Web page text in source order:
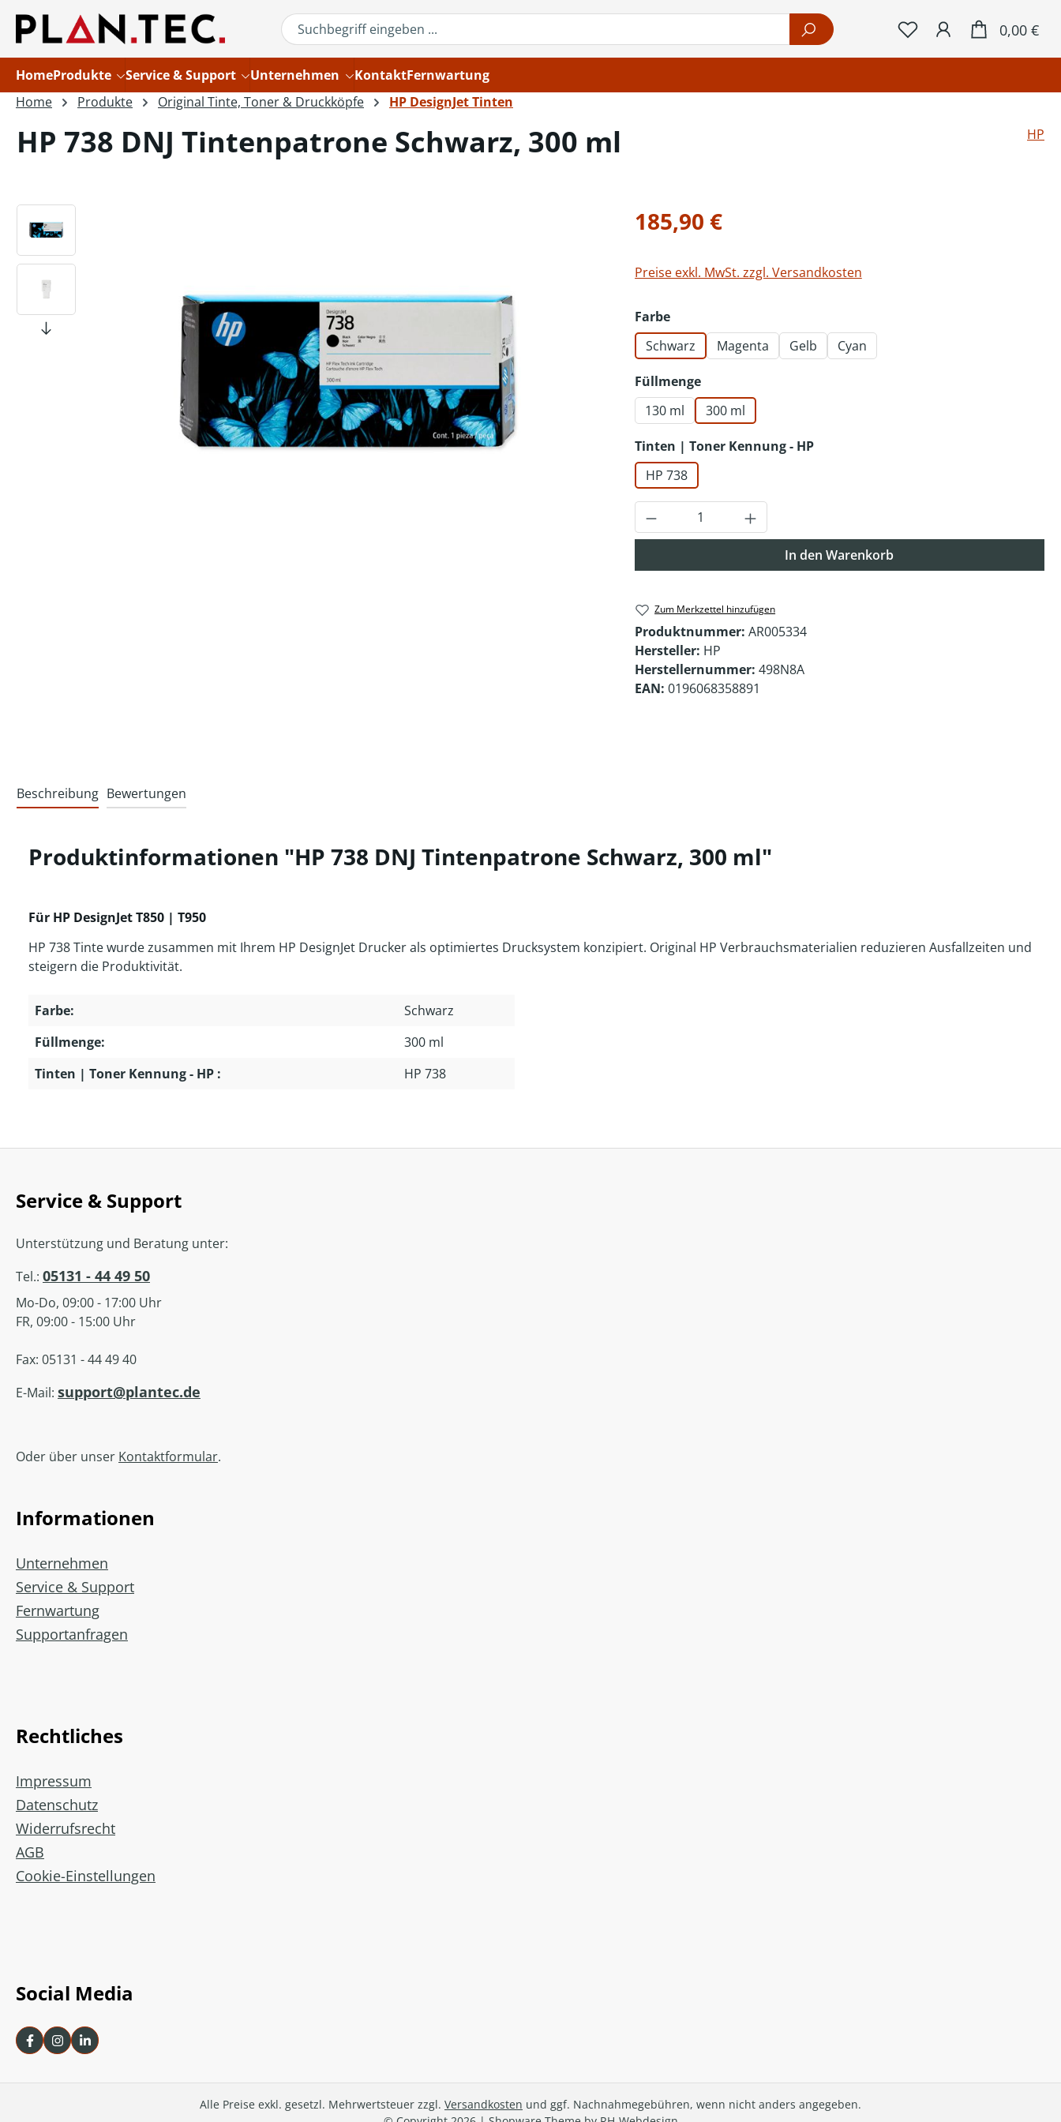
Hauptinhalt springen
Zur Suche springen
0,00 €
HomeProdukte Service & Support Unternehmen KontaktFernwartung
Home
Produkte Original Tinte, Toner & Druckköpfe HP DesignJet Tinten
HP 738 DNJ Tintenpatrone Schwarz, 300 ml HP
Regulärer Preis:
185,90 €
Preise exkl. MwSt. zzgl. Versandkosten
Farbeauswählen
Schwarz
Magenta Gelb Cyan
Füllmengeauswählen
130 ml
300 ml
Tinten | Toner Kennung - HPauswählen
HP 738
Produkt Anzahl: Gib den gewünschten Wert
In den Warenkorb
Zum Merkzettel hinzufügen
Produktnummer: AR005334
Hersteller: HP
Herstellernummer: 498N8A
EAN: 0196068358891
Beschreibung Bewertungen
Produktinformationen "HP 738 DNJ Tintenpatrone Schwarz, 300 ml"
Für HP DesignJet T850 | T950
HP 738 Tinte wurde zusammen mit Ihrem HP DesignJet Drucker als optimiertes Drucksystem konzipiert. Original HP Verbrauchsmaterialien reduzieren Ausfallzeiten und
steigern die Produktivität.
Farbe:
Schwarz
Füllmenge:
300 ml
Tinten | Toner Kennung - HP :
HP 738
Service & Support
Unterstützung und Beratung unter:
Tel.: 05131 - 44 49 50
Mo-Do, 09:00 - 17:00 Uhr
FR, 09:00 - 15:00 Uhr
Fax: 05131 - 44 49 40
E-Mail: support@plantec.de
Oder über unser Kontaktformular.
Informationen
Unternehmen
Service & Support
Fernwartung
Supportanfragen
Rechtliches
Impressum
Datenschutz
Widerrufsrecht
AGB
Cookie-Einstellungen
Social Media
Alle Preise exkl. gesetzl. Mehrwertsteuer zzgl. Versandkosten und ggf. Nachnahmegebühren, wenn nicht anders angegeben.